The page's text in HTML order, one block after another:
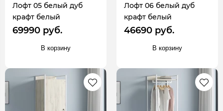
Лофт 05 белый дуб
крафт белый
69990 руб.
В корзину
Лофт 06 белый дуб
крафт белый
46690 руб.
В корзину